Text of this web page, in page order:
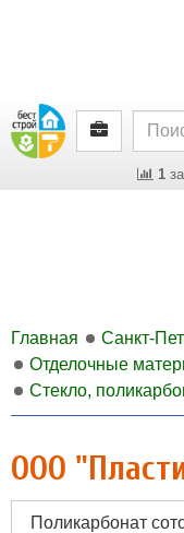
1
Главная Санкт-
Отделочные
Стекло,
ООО
Поликарбонат